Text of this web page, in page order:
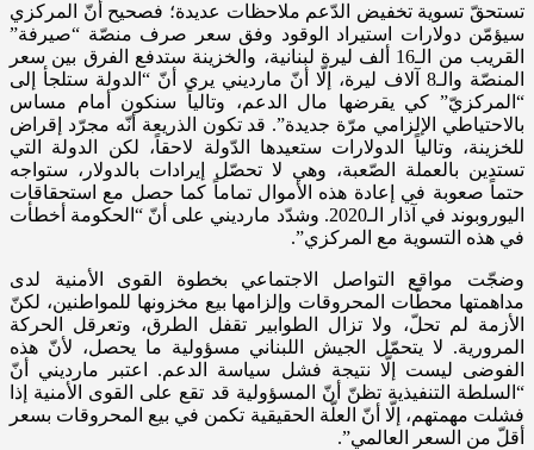
تستحقّ تسوية تخفيض الدّعم ملاحظات عديدة؛ فصحيح أنّ المركزي
سيؤمّن دولارات استيراد الوقود وفق سعر صرف منصّة “صيرفة”
القريب من الـ16 ألف ليرة لبنانية، والخزينة ستدفع الفرق بين سعر
المنصّة والـ8 آلاف ليرة، إلّا أنّ مارديني يرى أنّ “الدولة ستلجأ إلى
“المركزيّ” كي يقرضها مال الدعم، وتالياً سنكون أمام مساس
بالاحتياطي الإلزامي مرّة جديدة”. قد تكون الذريعة أنّه مجرّد إقراض
للخزينة، وتالياً الدولارات ستعيدها الدّولة لاحقاً، لكن الدولة التي
تستدين بالعملة الصّعبة، وهي لا تحصّل إيرادات بالدولار، ستواجه
حتماً صعوبة في إعادة هذه الأموال تماماً كما حصل مع استحقاقات
اليوروبوند في آذار الـ2020. وشدّد مارديني على أنّ “الحكومة أخطأت
في هذه التسوية مع المركزي”.
وضجّت مواقع التواصل الاجتماعي بخطوة القوى الأمنية لدى
مداهمتها محطّات المحروقات وإلزامها بيع مخزونها للمواطنين، لكنّ
الأزمة لم تحلّ، ولا تزال الطوابير تقفل الطرق، وتعرقل الحركة
المرورية. لا يتحمّل الجيش اللبناني مسؤولية ما يحصل، لأنّ هذه
الفوضى ليست إلّا نتيجة فشل سياسة الدعم. اعتبر مارديني أنّ
“السلطة التنفيذية تظنّ أنّ المسؤولية قد تقع على القوى الأمنية إذا
فشلت مهمتهم، إلّا أنّ العلّة الحقيقية تكمن في بيع المحروقات بسعر
أقلّ من السعر العالمي”.